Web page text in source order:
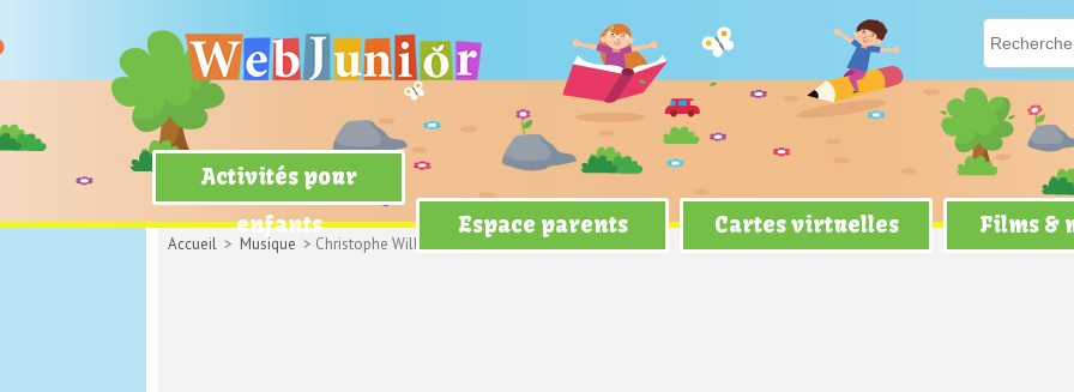
Activités pour
enfants
Espace parents Cartes virtuelles Films &
Accueil > Musique > Christophe Willem